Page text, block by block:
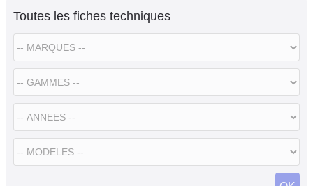
Toutes les fiches techniques